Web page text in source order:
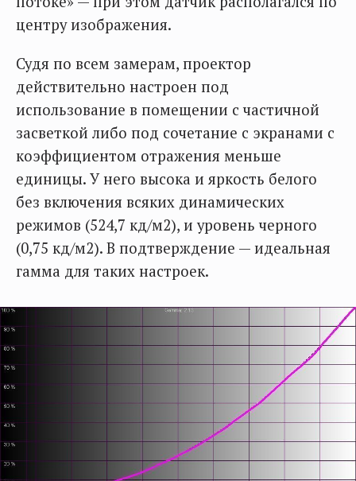
центру изображения.
Судя по всем замерам, проектор
действительно настроен под
использование в помещении с частичной
засветкой либо под сочетание с экранами с
коэффициентом отражения меньше
единицы. У него высока и яркость белого
без включения всяких динамических
режимов (524,7 кд/м2), и уровень черного
(0,75 кд/м2). В подтверждение — идеальная
гамма для таких настроек.